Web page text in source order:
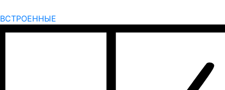
ВСТРОЕННЫЕ